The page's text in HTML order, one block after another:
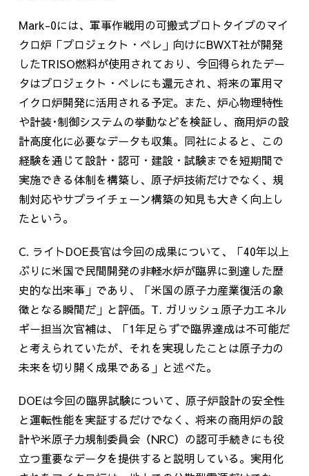
Mark-0には、軍事作戦用の可搬式プロトタイプのマイ
クロ炉「プロジェクト・ペレ」向けにBWXT社が開発
したTRISO燃料が使用されており、今回得られたデー
タはプロジェクト・ペレにも還元され、将来の軍用マ
イクロ炉開発に活用される予定。また、炉心物理特性
や計装･制御システムの挙動などを検証し、商用炉の設
計高度化に必要なデータも収集。同社によると、この
経験を通じて設計・認可・建設・試験までを短期間で
実施できる体制を構築し、原子炉技術だけでなく、規
制対応やサプライチェーン構築の知見も大きく向上し
たという。
C. ライトDOE長官は今回の成果について、「40年以上
ぶりに米国で民間開発の非軽水炉が臨界に到達した歴
史的な出来事」であり、「米国の原子力産業復活の象
徴となる瞬間だ」と評価。 T. ガリッシュ原子力エネル
ギー担当次官補は、「1年足らずで臨界達成は不可能だ
と考えられていたが、それを実現したことは原子力の
未来を切り開く成果である」と述べた。
DOEは今回の臨界試験について、原子炉設計の安全性
と運転性能を実証するだけでなく、将来の商用炉の設
計や米原子力規制委員会（NRC）の認可手続きにも役
立つ重要なデータを提供すると説明している。実用化